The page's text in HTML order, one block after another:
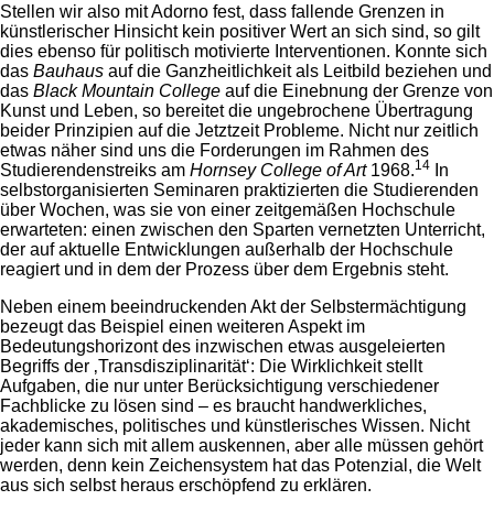
Stellen wir also mit Adorno fest, dass fallende Grenzen in
künstlerischer Hinsicht kein positiver Wert an sich sind, so gilt
dies ebenso für politisch motivierte Interventionen. Konnte sich
das Bauhaus auf die Ganzheitlichkeit als Leitbild beziehen und
das Black Mountain College auf die Einebnung der Grenze von
Kunst und Leben, so bereitet die ungebrochene Übertragung
beider Prinzipien auf die Jetztzeit Probleme. Nicht nur zeitlich
etwas näher sind uns die Forderungen im Rahmen des
Studierendenstreiks am Hornsey College of Art1968.14
In
selbstorganisierten Seminaren praktizierten die Studierenden
über Wochen, was sie von einer zeitgemäßen Hochschule
erwarteten: einen zwischen den Sparten vernetzten Unterricht,
der auf aktuelle Entwicklungen außerhalb der Hochschule
reagiert und in dem der Prozess über dem Ergebnis steht.
Neben einem beeindruckenden Akt der Selbstermächtigung
bezeugt das Beispiel einen weiteren Aspekt im
Bedeutungshorizont des inzwischen etwas ausgeleierten
Begriffs der ‚Transdisziplinarität‘: Die Wirklichkeit stellt
Aufgaben, die nur unter Berücksichtigung verschiedener
Fachblicke zu lösen sind – es braucht handwerkliches,
akademisches, politisches und künstlerisches Wissen. Nicht
jeder kann sich mit allem auskennen, aber alle müssen gehört
werden, denn kein Zeichensystem hat das Potenzial, die Welt
aus sich selbst heraus erschöpfend zu erklären.